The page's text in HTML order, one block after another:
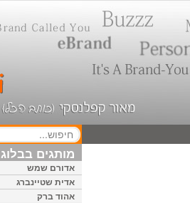
מותגים בבלוג
אדורם שמש
אדית שטיינברג
אהוד ברק